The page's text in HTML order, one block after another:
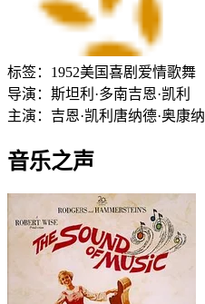
标签： 1952美国喜剧 爱情歌舞
导演： 斯坦利·多南吉恩·凯利
主演： 吉恩·凯利 唐纳德·奥康纳
音乐之声